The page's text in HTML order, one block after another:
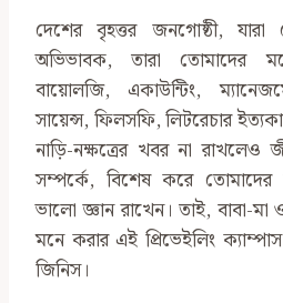
দেশের বৃহত্তর জনগোষ্ঠী, যারা
অভিভাবক, তারা তোমাদের
বায়োলজি, একাউন্টিং,
সায়েন্স, ফিলসফি, লিটরেচার
নাড়ি-নক্ষত্রের খবর না রাখলেও
সম্পর্কে, বিশেষ করে তোমাদের
ভালো জ্ঞান রাখেন। তাই, বাবা-
মনে করার এই প্রিভেইলিং
জিনিস।